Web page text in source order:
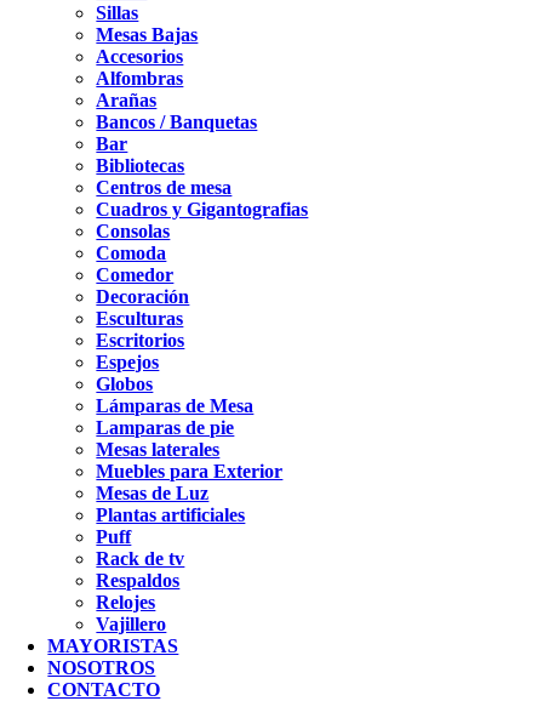
Sillas
Mesas Bajas
Accesorios
Alfombras
Arañas
Bancos / Banquetas
Bar
Bibliotecas
Centros de mesa
Cuadros y Gigantografias
Consolas
Comoda
Comedor
Decoración
Esculturas
Escritorios
Espejos
Globos
Lámparas de Mesa
Lamparas de pie
Mesas laterales
Muebles para Exterior
Mesas de Luz
Plantas artificiales
Puff
Rack de tv
Respaldos
Relojes
Vajillero
MAYORISTAS
NOSOTROS
CONTACTO